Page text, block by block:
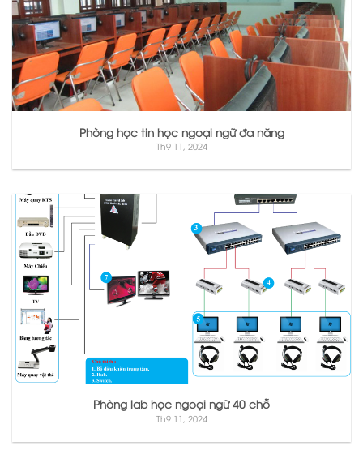
Phòng học tin học ngoại ngữ đa năng
Th9 11, 2024
Phòng lab học ngoại ngữ 40 chỗ
Th9 11, 2024